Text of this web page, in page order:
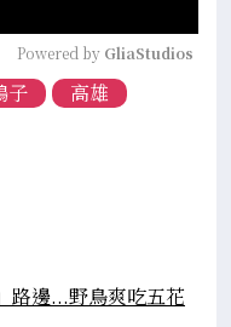
Powered by GliaStudios
子
高雄
路邊...野鳥爽吃五花